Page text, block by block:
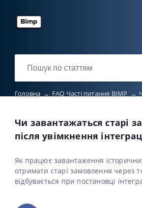
Головна → FAQ Часті питання BIMP →
Чи завантажаться старі
після увімкнення
Як працює завантаження
отримати старі замовлення через
відбувається при постановці